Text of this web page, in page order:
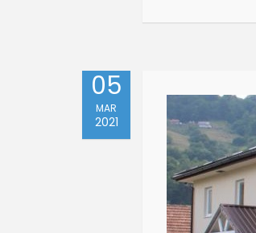
05
MAR
2021